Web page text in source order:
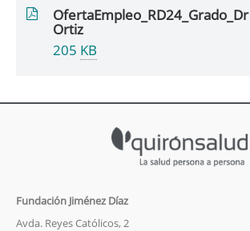
OfertaEmpleo_RD24_Grado_Dr
Ortiz
205 KB
Fundación Jiménez Díaz
Avda. Reyes Católicos, 2